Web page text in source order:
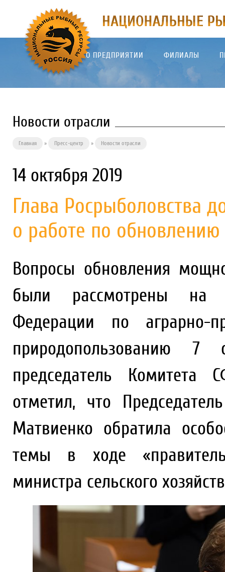
О ПРЕДПРИЯТИИ ФИЛИАЛЫ
Новости отрасли
Главная » Пресс-центр » Новости отрасли
14 октября 2019
Глава Росрыболовства
о работе по
Вопросы обновления
были рассмотрены на
Федерации по аграрно-
природопользованию 7
председатель Комитета
отметил, что
Матвиенко обратила
темы в ходе
министра сельского